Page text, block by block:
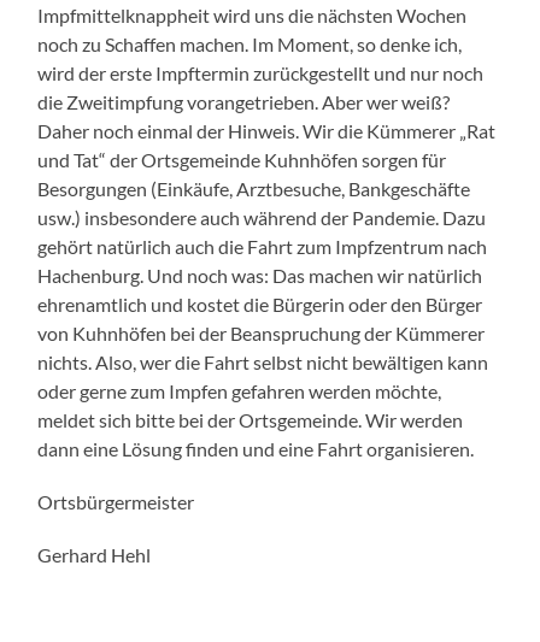
Impfmittelknappheit wird uns die nächsten Wochen
noch zu Schaffen machen. Im Moment, so denke ich,
wird der erste Impftermin zurückgestellt und nur noch
die Zweitimpfung vorangetrieben. Aber wer weiß?
Daher noch einmal der Hinweis. Wir die Kümmerer „Rat
und Tat“ der Ortsgemeinde Kuhnhöfen sorgen für
Besorgungen (Einkäufe, Arztbesuche, Bankgeschäfte
usw.) insbesondere auch während der Pandemie. Dazu
gehört natürlich auch die Fahrt zum Impfzentrum nach
Hachenburg. Und noch was: Das machen wir natürlich
ehrenamtlich und kostet die Bürgerin oder den Bürger
von Kuhnhöfen bei der Beanspruchung der Kümmerer
nichts. Also, wer die Fahrt selbst nicht bewältigen kann
oder gerne zum Impfen gefahren werden möchte,
meldet sich bitte bei der Ortsgemeinde. Wir werden
dann eine Lösung finden und eine Fahrt organisieren.
Ortsbürgermeister
Gerhard Hehl